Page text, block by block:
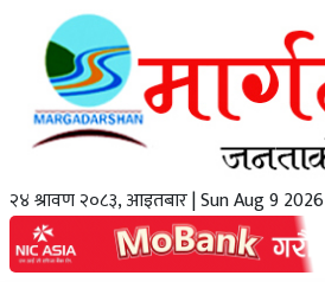
२४ श्रावण २०८३, आइतबार | Sun Aug 9 2026